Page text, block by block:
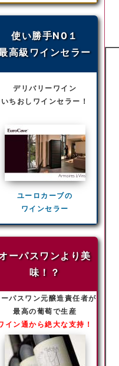
使い勝手N0１
高級ワインセラー
デリバリーワイン
いちおしワインセラー！
ユーロカーブの
ワインセラー
ーパスワンより美
味！？
パスワン元醸造責任者が
最高の葡萄で生産
イン通から絶大な支持！